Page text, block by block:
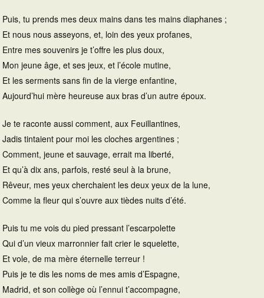
Puis, tu prends mes deux mains dans tes mains diaphanes ;
Et nous nous asseyons, et, loin des yeux profanes,
Entre mes souvenirs je t’offre les plus doux,
Mon jeune âge, et ses jeux, et l’école mutine,
Et les serments sans fin de la vierge enfantine,
Aujourd’hui mère heureuse aux bras d’un autre époux.
Je te raconte aussi comment, aux Feuillantines,
Jadis tintaient pour moi les cloches argentines ;
Comment, jeune et sauvage, errait ma liberté,
Et qu’à dix ans, parfois, resté seul à la brune,
Rêveur, mes yeux cherchaient les deux yeux de la lune,
Comme la fleur qui s’ouvre aux tièdes nuits d’été.
Puis tu me vois du pied pressant l’escarpolette
Qui d’un vieux marronnier fait crier le squelette,
Et vole, de ma mère éternelle terreur !
Puis je te dis les noms de mes amis d’Espagne,
Madrid, et son collège où l’ennui t’accompagne,